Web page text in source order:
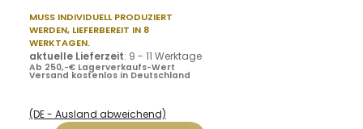
MUSS INDIVIDUELL PRODUZIERT
WERDEN, LIEFERBEREIT IN 8
WERKTAGEN.
aktuelle Lieferzeit: 9 - 11 Werktage
Ab 250,-€ Lagerverkaufs-Wert
Versand kostenlos in Deutschland
(DE - Ausland abweichend)